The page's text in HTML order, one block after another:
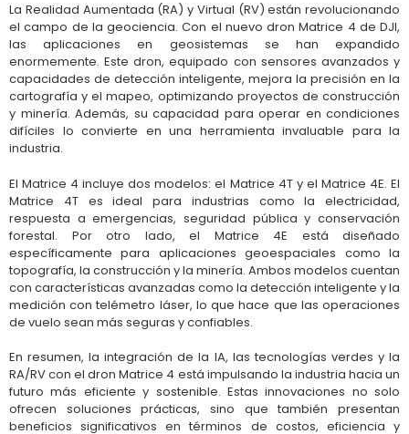
La Realidad Aumentada (RA) y Virtual (RV) están revolucionando
el campo de la geociencia. Con el nuevo dron Matrice 4 de DJI,
las aplicaciones en geosistemas se han expandido
enormemente. Este dron, equipado con sensores avanzados y
capacidades de detección inteligente, mejora la precisión en la
cartografía y el mapeo, optimizando proyectos de construcción
y minería. Además, su capacidad para operar en condiciones
difíciles lo convierte en una herramienta invaluable para la
industria.
El Matrice 4 incluye dos modelos: el Matrice 4T y el Matrice 4E. El
Matrice 4T es ideal para industrias como la electricidad,
respuesta a emergencias, seguridad pública y conservación
forestal. Por otro lado, el Matrice 4E está diseñado
específicamente para aplicaciones geoespaciales como la
topografía, la construcción y la minería. Ambos modelos cuentan
con características avanzadas como la detección inteligente y la
medición con telémetro láser, lo que hace que las operaciones
de vuelo sean más seguras y confiables.
En resumen, la integración de la IA, las tecnologías verdes y la
RA/RV con el dron Matrice 4 está impulsando la industria hacia un
futuro más eficiente y sostenible. Estas innovaciones no solo
ofrecen soluciones prácticas, sino que también presentan
beneficios significativos en términos de costos, eficiencia y